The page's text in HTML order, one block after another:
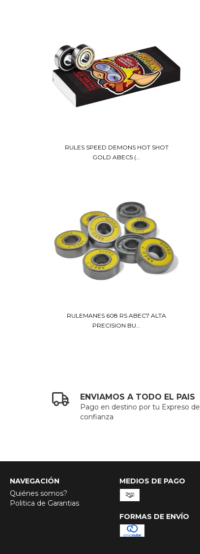
RULES SPEED DEMONS HOT SHOT
GOLD ABEC5 (...
RULEMANES 608 RS ABEC7 ALTA
PRECISION BU...
ENVIAMOS A TODO EL PAIS
Pago en destino por tu Expreso de
confianza
NAVEGACIÓN
Quiénes somos?
Politica de Garantias
MEDIOS DE PAGO
FORMAS DE ENVÍO